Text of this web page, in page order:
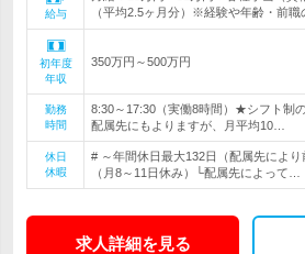
給与
（平均2.5ヶ月分）※経験や年齢・前職
初年度
年収
350万円～500万円
勤務
時間
8:30～17:30（実働8時間）★シフト制
配属先にもよりますが、月平均10…
休日
休暇
# ～年間休日最大132日（配属先によ
（月8～11日休み）└配属先によって…
求人詳細を見る